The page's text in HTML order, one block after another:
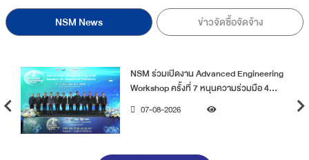
NSM News ข่าวจัดซื้อจัดจ้าง
Engineering
มร่วมมือ 4
ขั้นสูงเพื่อ
NSM ร่วมเปิดสนามประชันไอเดี
Innovation Hackathon 2026
นวัตกรรมสู่ภาคอุตสาหกรรม
07-08-2026